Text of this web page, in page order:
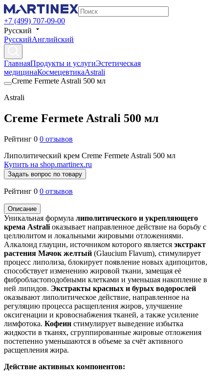
+7 (499) 707-09-00
Русский
РусскийАнглийский
ГлавнаяПродукты и услугиЭстетическая
медицинаКосмецевтикаAstrali
Creme Fermete Astrali 500 мл
Astrali
Creme Fermete Astrali 500 мл
Рейтинг 0 0 отзывов
Липолитический крем Creme Fermete Astrali 500 мл
Купить на shop.martinex.ru
Задать вопрос по товару
Рейтинг 0 0 отзывов
Описание
Уникальная формула липолитического и укрепляющего
крема Astrali оказывает направленное действие на борьбу с
целлюлитом и локальными жировыми отложениями.
Алкалоид глауцин, источником которого является экстракт
растения Мачок желтый (Glaucium Flavum), стимулирует
процесс липолиза, блокирует появление новых адипоцитов,
способствует изменению жировой ткани, замещая её
фибробластоподобными клетками и уменьшая накопление в
ней липидов. Экстракты красных и бурых водорослей
оказывают липолитическое действие, направленное на
регуляцию процесса расщепления жиров, улучшение
оксигенации и кровоснабжения тканей, а также усиление
лимфотока. Кофеин стимулирует выведение избытка
жидкости в тканях, сгруппированные жировые отложения
постепенно уменьшаются в объеме за счёт активного
расщепления жира.
Действие активных компонентов: